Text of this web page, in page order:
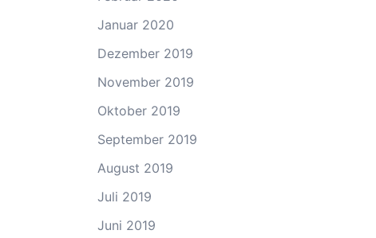
Januar 2020
Dezember 2019
November 2019
Oktober 2019
September 2019
August 2019
Juli 2019
Juni 2019